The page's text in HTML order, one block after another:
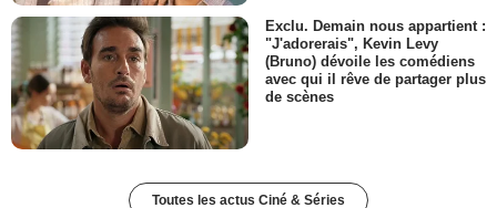
Exclu. Demain nous appartient :
"J'adorerais", Kevin Levy
(Bruno) dévoile les comédiens
avec qui il rêve de partager plus
de scènes
Toutes les actus Ciné & Séries